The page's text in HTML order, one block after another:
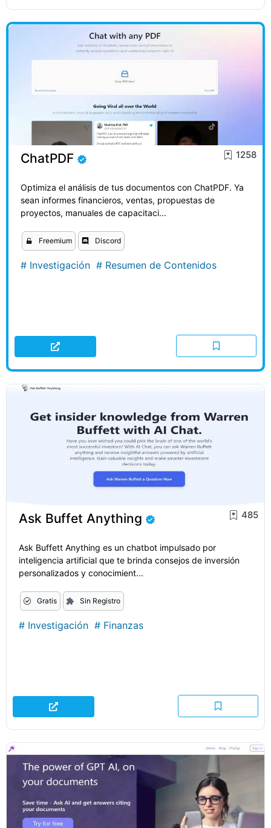
ChatPDF 1258
Optimiza el análisis de tus documentos con ChatPDF. Ya
sean informes financieros, ventas, propuestas de
proyectos, manuales de capacitaci...
Freemium Discord
# Investigación # Resumen de Contenidos
Ask Buffet Anything 485
Ask Buffett Anything es un chatbot impulsado por
inteligencia artificial que te brinda consejos de inversión
personalizados y conocimient...
Gratis Sin Registro
# Investigación # Finanzas